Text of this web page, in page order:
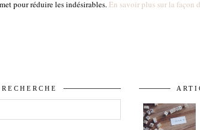
pour réduire les indésirables. En savoir plus sur la façon
RECHERCHE